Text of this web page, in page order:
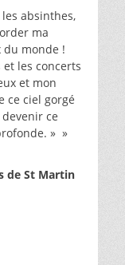
les absinthes,
ma
monde !
les concerts
et mon
ce ciel gorgé
ce
» »
de St Martin